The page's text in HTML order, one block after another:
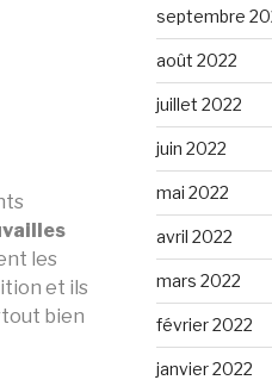
les
et ils
bien
septembre
août 2022
juillet 2022
juin 2022
mai 2022
avril 2022
mars 2022
février 2022
janvier 2022